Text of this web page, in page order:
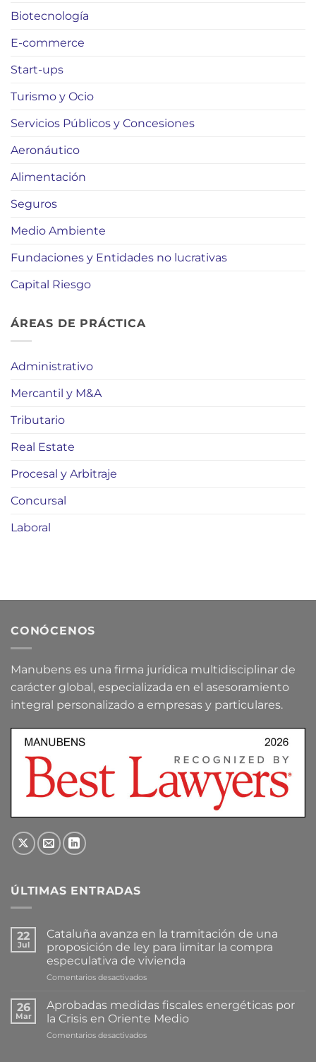
Biotecnología
E-commerce
Start-ups
Turismo y Ocio
Servicios Públicos y Concesiones
Aeronáutico
Alimentación
Seguros
Medio Ambiente
Fundaciones y Entidades no lucrativas
Capital Riesgo
ÁREAS DE PRÁCTICA
Administrativo
Mercantil y M&A
Tributario
Real Estate
Procesal y Arbitraje
Concursal
Laboral
CONÓCENOS
Manubens es una firma jurídica multidisciplinar de
carácter global, especializada en el asesoramiento
integral personalizado a empresas y particulares.
ÚLTIMAS ENTRADAS
22
Jul
Cataluña avanza en la tramitación de una
proposición de ley para limitar la compra
especulativa de vivienda
Comentarios desactivadosen
avanza
en
la
tramitación
26
Mar
Aprobadas medidas fiscales energéticas por
la Crisis en Oriente Medio
Comentarios desactivadosen